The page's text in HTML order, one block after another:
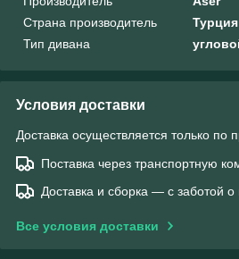
Страна производитель
Турция
Тип дивана
Условия доставки
Доставка осуществляется только по
Поставка через транспортную
Доставка и сборка — с заботой о
Все условия доставки